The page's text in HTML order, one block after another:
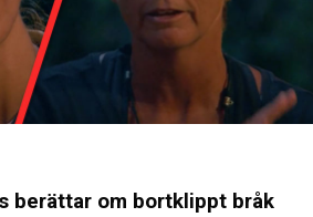
berättar om bortklippt bråk